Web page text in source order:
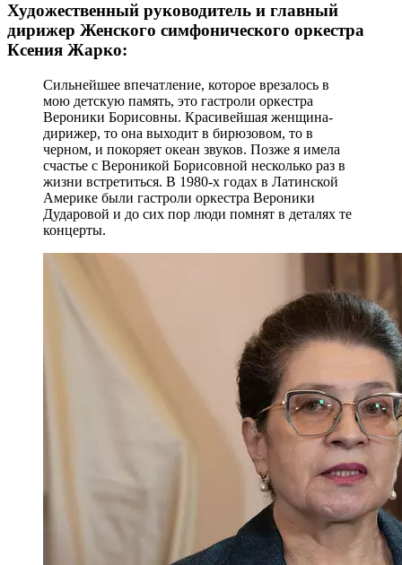
Художественный руководитель и главный
дирижер Женского симфонического оркестра
Ксения Жарко:
Сильнейшее впечатление, которое врезалось в
мою детскую память, это гастроли оркестра
Вероники Борисовны. Красивейшая женщина-
дирижер, то она выходит в бирюзовом, то в
черном, и покоряет океан звуков. Позже я имела
счастье с Вероникой Борисовной несколько раз в
жизни встретиться. В 1980-х годах в Латинской
Америке были гастроли оркестра Вероники
Дударовой и до сих пор люди помнят в деталях те
концерты.